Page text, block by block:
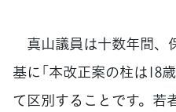
真山議員は十数年間、
基に「本改正案の柱は18
て区別することです。若